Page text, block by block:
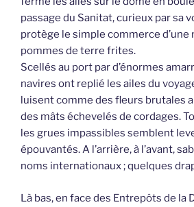
passage du Sanitat, curieux par sa
protège le simple commerce d’une
pommes de terre frites.
Scellés au port par d’énormes
navires ont replié les ailes du
luisent comme des fleurs brutales
des mâts échevelés de cordages.
les grues impassibles semblent
épouvantés. A l’arrière, à l’avant,
noms internationaux ; quelques
Là bas, en face des Entrepôts de la